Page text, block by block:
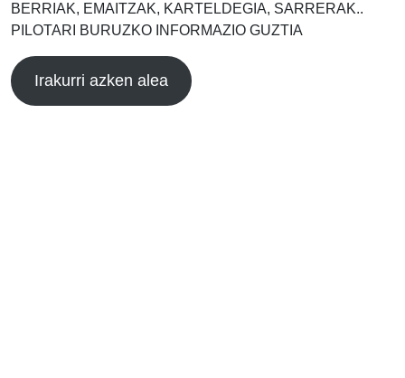
BERRIAK, EMAITZAK, KARTELDEGIA, SARRERAK..
PILOTARI BURUZKO INFORMAZIO GUZTIA
Irakurri azken alea